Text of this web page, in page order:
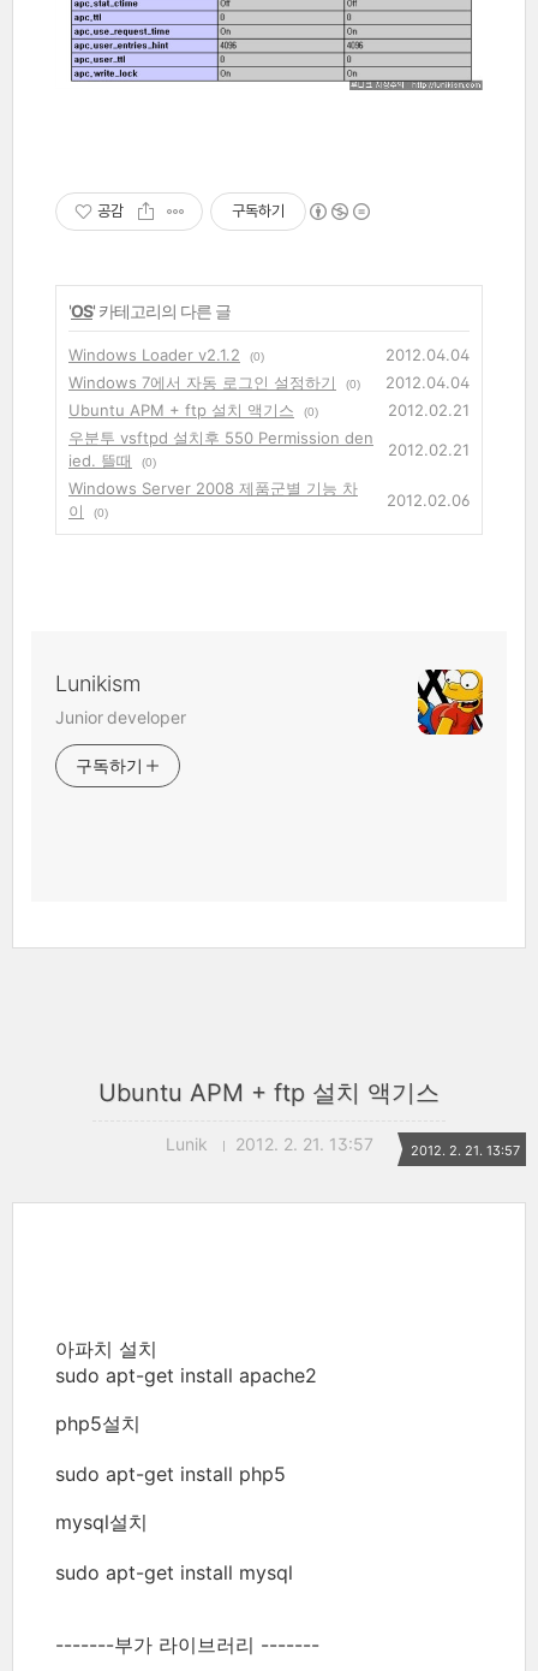
공감 구독하기
'OS' 카테고리의 다른 글
Windows Loader v2.1.2 (0)
2012.04.04
Windows 7에서 자동 로그인 설정하기
(0)
2012.04.04
Ubuntu APM + ftp 설치 액기스
(0)
2012.02.21
우분투 vsftpd 설치후 550 Permission den
ied. 뜰때
(0)
2012.02.21
Windows Server 2008 제품군별 기능 차
이
(0)
2012.02.06
Lunikism
Junior developer
구독하기
Ubuntu APM + ftp 설치 액기스
Lunik 2012. 2. 21. 13:57 2012. 2. 21. 13:57
아파치 설치
sudo apt-get install apache2
php5설치
sudo apt-get install php5
mysql설치
sudo apt-get install mysql
-------부가 라이브러리 -------